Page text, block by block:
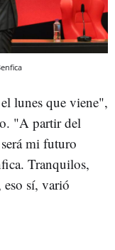
lunes que viene",
"A partir del
mi futuro
Tranquilos,
eso sí, varió